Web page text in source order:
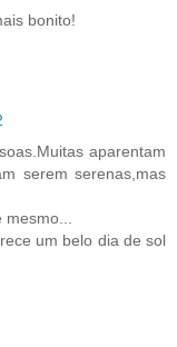
bonito!
aparentam
serem serenas,mas
mesmo...
um belo dia de sol